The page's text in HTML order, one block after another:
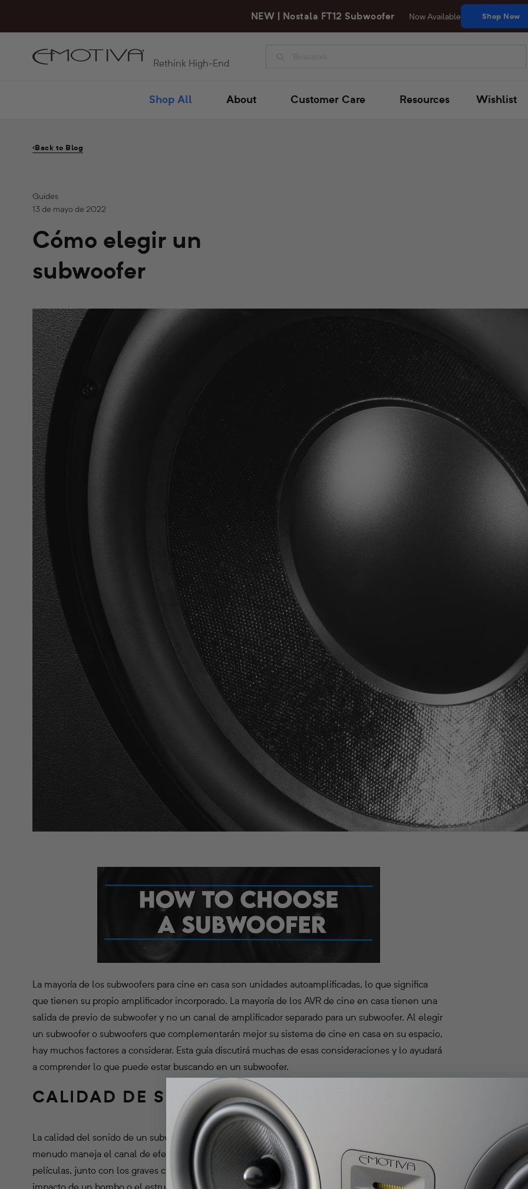
al
NEW | Nostala FT12 Subwoofer Now Available Shop Now
Rethink High-End
Shop All About Customer Care Resources Wishlist
Back to Blog
Guides
13 de mayo de 2022
Cómo elegir un
subwoofer
La mayoría de los subwoofers para cine en casa son unidades autoamplificadas, lo que significa
que tienen su propio amplificador incorporado. La mayoría de los AVR de cine en casa tienen una
salida de previo de subwoofer y no un canal de amplificador separado para un subwoofer. Al elegir
un subwoofer o subwoofers que complementarán mejor su sistema de cine en casa en su espacio,
hay muchos factores a considerar. Esta guía discutirá muchas de esas consideraciones y lo ayudará
a comprender lo que puede estar buscando en un subwoofer.
CALIDAD DE SONIDO DEL SUBWOOFER
La calidad del sonido de un subwoofer se puede determinar de varias maneras. El subwoofer a
menudo maneja el canal de efectos de baja frecuencia (LFE) que se usa en la producción de
películas, junto con los graves cruzados de otros canales de sonido envolvente. Este será el
impacto de un bombo o el estruendo de una explosión. La calidad de esta reproducción de sonido